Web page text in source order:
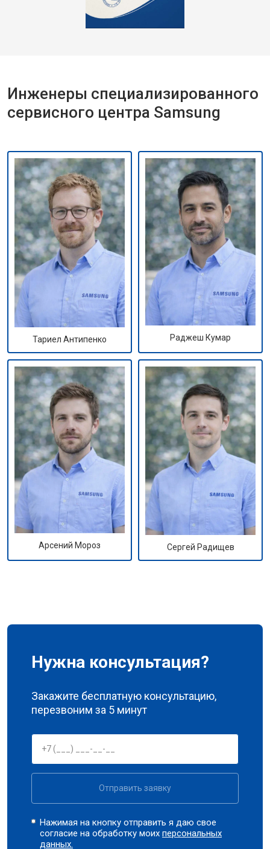
Инженеры специализированного
сервисного центра Samsung
Тариел Антипенко Раджеш Кумар
Арсений Мороз Сергей Радищев
Нужна консультация?
Закажите бесплатную консультацию,
перезвоним за 5 минут
Отправить заявку
Нажимая на кнопку отправить я даю свое
согласие на обработку моихперсональных
данных.